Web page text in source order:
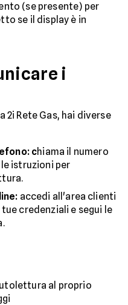
(se presente) per
se il display è in
i
Rete Gas, hai diverse
chiama il numero
le istruzioni per
accedi all'area clienti
credenziali e segui le
al proprio